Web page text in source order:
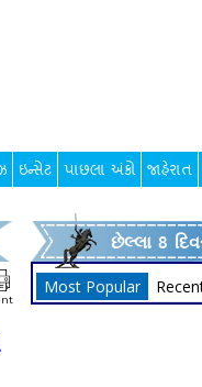
ઇન્સેટ પાછલા અંકો જાહેરાત
છેલ્લા 8
Most Popular